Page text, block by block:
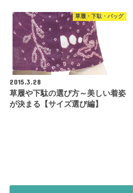
草履・下駄・バッグ
2015.3.28
草履や下駄の選び方～美しい着姿
が決まる【サイズ選び編】